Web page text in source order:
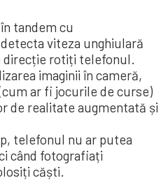
tandem cu
viteza unghiulară
direcție rotiți telefonul.
imaginii în cameră,
ar fi jocurile de curse)
de realitate augmentată și
telefonul nu ar putea
când fotografiați
căști.